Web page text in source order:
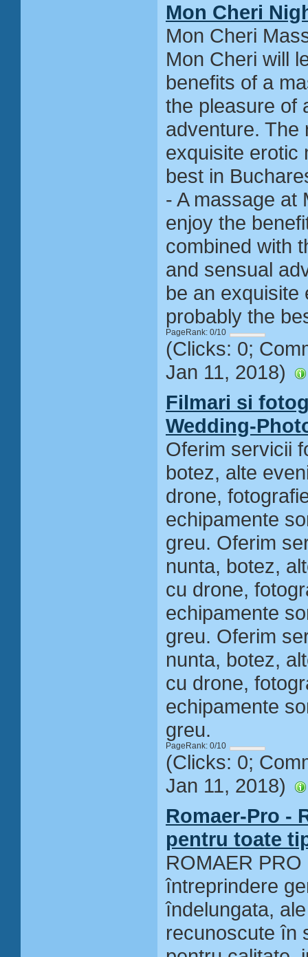
Mon Cheri
Mon Cheri
Mon Cheri will
benefits of a
the pleasure of
adventure. The
exquisite erotic
best in
- A massage at
enjoy the
combined with
and sensual
be an exquisite
probably the
PageRank: 0/10
(Clicks: 0;
Jan 11, 2018)
Filmari si
Wedding-
Oferim servicii
botez, alte
drone,
echipamente
greu. Oferim
nunta, botez,
cu drone,
echipamente
greu. Oferim
nunta, botez,
cu drone,
echipamente
greu.
PageRank: 0/10
(Clicks: 0;
Jan 11, 2018)
Romaer-Pro -
pentru toate
ROMAER
întreprindere
îndelungata,
recunoscute în